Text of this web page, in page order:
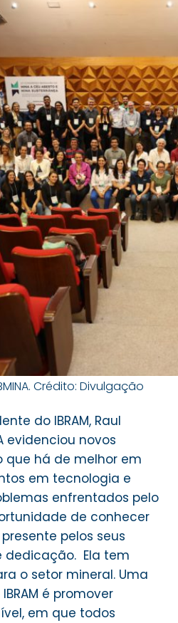
Crédito: Divulgação
do IBRAM, Raul
evidenciou novos
que há de melhor em
em tecnologia e
enfrentados pelo
de conhecer
pelos seus
dedicação. Ela tem
o setor mineral. Uma
é promover
em que todos